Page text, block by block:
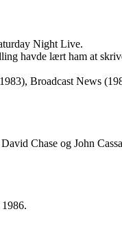
Night Live.
havde lært ham at
Broadcast News
Chase og John